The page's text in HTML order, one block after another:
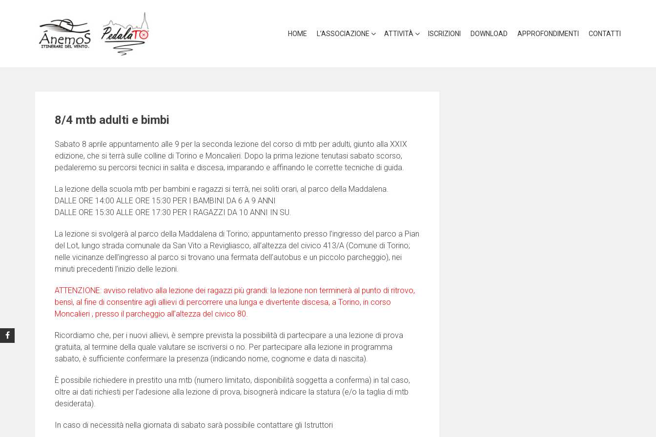
HOME L’ASSOCIAZIONE ATTIVITÀ ISCRIZIONI DOWNLOAD APPROFONDIMENTI CONTATTI
8/4 mtb adulti e bimbi
Sabato 8 aprile appuntamento alle 9 per la seconda lezione del corso di mtb per adulti, giunto alla XXIX
edizione, che si terrà sulle colline di Torino e Moncalieri. Dopo la prima lezione tenutasi sabato scorso,
pedaleremo su percorsi tecnici in salita e discesa, imparando e affinando le corrette tecniche di guida.
La lezione della scuola mtb per bambini e ragazzi si terrà, nei soliti orari, al parco della Maddalena.
DALLE ORE 14:00 ALLE ORE 15:30 PER I BAMBINI DA 6 A 9 ANNI
DALLE ORE 15:30 ALLE ORE 17:30 PER I RAGAZZI DA 10 ANNI IN SU.
La lezione si svolgerà al parco della Maddalena di Torino; appuntamento presso l’ingresso del parco a Pian
del Lot, lungo strada comunale da San Vito a Revigliasco, all’altezza del civico 413/A (Comune di Torino;
nelle vicinanze dell’ingresso al parco si trovano una fermata dell’autobus e un piccolo parcheggio), nei
minuti precedenti l’inizio delle lezioni.
ATTENZIONE: avviso relativo alla lezione dei ragazzi più grandi: la lezione non terminerà al punto di ritrovo,
bensì, al fine di consentire agli allievi di percorrere una lunga e divertente discesa, a Torino, in corso
Moncalieri , presso il parcheggio all’altezza del civico 80.
Ricordiamo che, per i nuovi allievi, è sempre prevista la possibilità di partecipare a una lezione di prova
gratuita, al termine della quale valutare se iscriversi o no. Per partecipare alla lezione in programma
sabato, è sufficiente confermare la presenza (indicando nome, cognome e data di nascita).
È possibile richiedere in prestito una mtb (numero limitato, disponibilità soggetta a conferma) in tal caso,
oltre ai dati richiesti per l’adesione alla lezione di prova, bisognerà indicare la statura (e/o la taglia di mtb
desiderata).
In caso di necessità nella giornata di sabato sarà possibile contattare gli Istruttori